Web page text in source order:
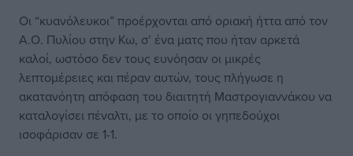
Οι “κυανόλευκοι” προέρχονται από οριακή ήττα από τον
Α.Ο. Πυλίου στην Κω, σ’ ένα ματς που ήταν αρκετά
καλοί, ωστόσο δεν τους ευνόησαν οι μικρές
λεπτομέρειες και πέραν αυτών, τους πλήγωσε η
ακατανόητη απόφαση του διαιτητή Μαστρογιαννάκου να
καταλογίσει πέναλτι, με το οποίο οι γηπεδούχοι
ισοφάρισαν σε 1-1.